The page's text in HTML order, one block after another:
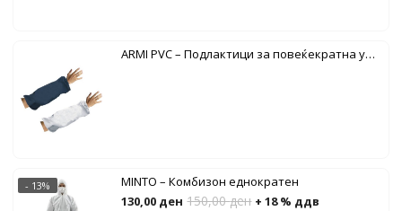
ARMI PVC – Подлактици за повеќекратна употреба
MINTO – Комбизон еднократен
130,00 ден 150,00ден + 18 % ддв
- 13%